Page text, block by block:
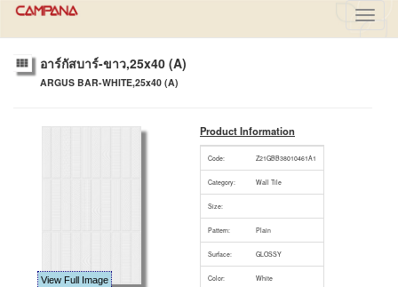
อาร์กัสบาร์-ขาว,25x40 (A)
ARGUS BAR-WHITE,25x40 (A)
Product Information
Code: Z21GBB38010461A1
Category: Wall Tile
Size:
Pattern: Plain
Surface: GLOSSY
Color: White
View Full Image